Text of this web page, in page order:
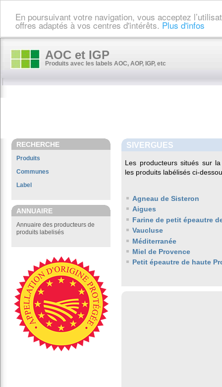
En poursuivant votre navigation, vous acceptez
offres adaptés à vos centres d'intérêts. Plus d'infos
AOC et IGP
Produits avec les labels AOC, AOP, IGP, etc
RECHERCHE
Produits
Communes
Label
ANNUAIRE
Annuaire des producteurs de
produits labelisés
SIVERGUES
Les producteurs situés sur
les produits labélisés ci-
Agneau de Sisteron
Aigues
Farine de petit épeautre
Vaucluse
Méditerranée
Miel de Provence
Petit épeautre de haute